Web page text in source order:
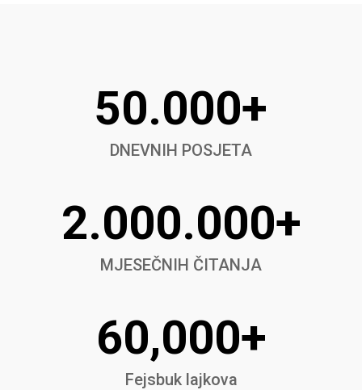
50.000+
DNEVNIH POSJETA
2.000.000+
MJESEČNIH ČITANJA
60,000+
Fejsbuk lajkova